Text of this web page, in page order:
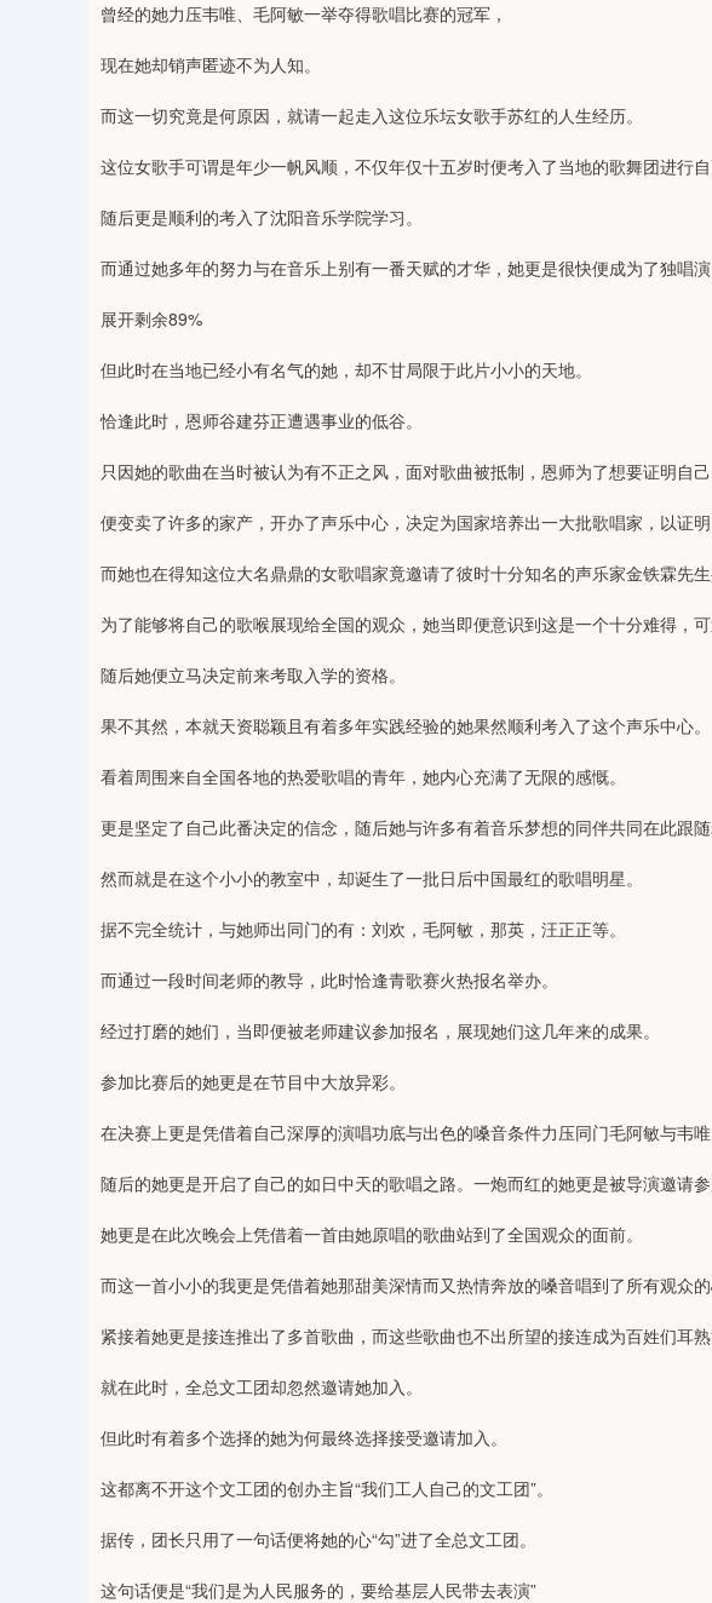
曾经的她力压韦唯、毛阿敏一举夺得歌唱比赛的冠军，
现在她却销声匿迹不为人知。
而这一切究竟是何原因，就请一起走入这位乐坛女歌手苏红的人生经历。
这位女歌手可谓是年少一帆风顺，不仅年仅十五岁时便考入了当地的歌舞团进行自
随后更是顺利的考入了沈阳音乐学院学习。
而通过她多年的努力与在音乐上别有一番天赋的才华，她更是很快便成为了独唱演
展开剩余89%
但此时在当地已经小有名气的她，却不甘局限于此片小小的天地。
恰逢此时，恩师谷建芬正遭遇事业的低谷。
只因她的歌曲在当时被认为有不正之风，面对歌曲被抵制，恩师为了想要证明自己
便变卖了许多的家产，开办了声乐中心，决定为国家培养出一大批歌唱家，以证明
而她也在得知这位大名鼎鼎的女歌唱家竟邀请了彼时十分知名的声乐家金铁霖先生
为了能够将自己的歌喉展现给全国的观众，她当即便意识到这是一个十分难得，可
随后她便立马决定前来考取入学的资格。
果不其然，本就天资聪颖且有着多年实践经验的她果然顺利考入了这个声乐中心。
看着周围来自全国各地的热爱歌唱的青年，她内心充满了无限的感慨。
更是坚定了自己此番决定的信念，随后她与许多有着音乐梦想的同伴共同在此跟随
然而就是在这个小小的教室中，却诞生了一批日后中国最红的歌唱明星。
据不完全统计，与她师出同门的有：刘欢，毛阿敏，那英，汪正正等。
而通过一段时间老师的教导，此时恰逢青歌赛火热报名举办。
经过打磨的她们，当即便被老师建议参加报名，展现她们这几年来的成果。
参加比赛后的她更是在节目中大放异彩。
在决赛上更是凭借着自己深厚的演唱功底与出色的嗓音条件力压同门毛阿敏与韦
随后的她更是开启了自己的如日中天的歌唱之路。一炮而红的她更是被导演邀请参
她更是在此次晚会上凭借着一首由她原唱的歌曲站到了全国观众的面前。
而这一首小小的我更是凭借着她那甜美深情而又热情奔放的嗓音唱到了所有观众的
紧接着她更是接连推出了多首歌曲，而这些歌曲也不出所望的接连成为百姓们耳熟
就在此时，全总文工团却忽然邀请她加入。
但此时有着多个选择的她为何最终选择接受邀请加入。
这都离不开这个文工团的创办主旨“我们工人自己的文工团”。
据传，团长只用了一句话便将她的心“勾”进了全总文工团。
这句话便是“我们是为人民服务的，要给基层人民带去表演”